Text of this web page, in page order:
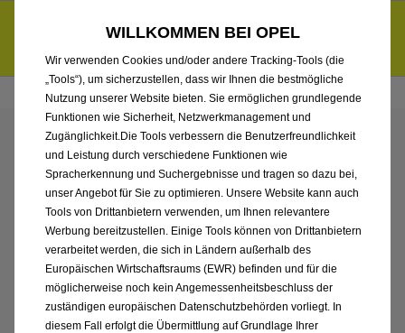
6.000 € staatliche Förderungsprämie für E-Autos und Plug-in-
Hybride. Mehr erfahren >>
ENTDECKEN SIE ALLE
MOKKA ELECTRIC VON
AUTOMOBILE PETER
GMBH
WILLKOMMEN BEI OPEL
Wir verwenden Cookies und/oder andere Tracking-Tools (die
„Tools“), um sicherzustellen, dass wir Ihnen die bestmögliche
Nutzung unserer Website bieten. Sie ermöglichen grundlegende
Funktionen wie Sicherheit, Netzwerkmanagement und
Zugänglichkeit.Die Tools verbessern die Benutzerfreundlichkeit
und Leistung durch verschiedene Funktionen wie
Spracherkennung und Suchergebnisse und tragen so dazu bei,
unser Angebot für Sie zu optimieren. Unsere Website kann auch
Tools von Drittanbietern verwenden, um Ihnen relevantere
Werbung bereitzustellen. Einige Tools können von Drittanbietern
verarbeitet werden, die sich in Ländern außerhalb des
Europäischen Wirtschaftsraums (EWR) befinden und für die
möglicherweise noch kein Angemessenheitsbeschluss der
zuständigen europäischen Datenschutzbehörden vorliegt. In
diesem Fall erfolgt die Übermittlung auf Grundlage Ihrer